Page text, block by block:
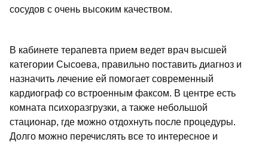
сосудов с очень высоким качеством.
В кабинете терапевта прием ведет врач высшей
категории Сысоева, правильно поставить диагноз и
назначить лечение ей помогает современный
кардиограф со встроенным факсом. В центре есть
комната психоразгрузки, а также небольшой
стационар, где можно отдохнуть после процедуры.
Долго можно перечислять все то интересное и